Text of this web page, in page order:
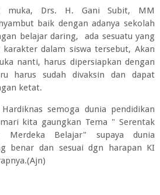
muka, Drs. H. Gani Subit, MM
baik dengan adanya sekolah
belajar daring, ada sesuatu yang
dalam siswa tersebut, Akan
nanti, harus dipersiapkan dengan
harus sudah divaksin dan dapat
ketat.
semoga dunia pendidikan
kita gaungkan Tema " Serentak
Merdeka Belajar" supaya dunia
benar dan sesuai dgn harapan KI